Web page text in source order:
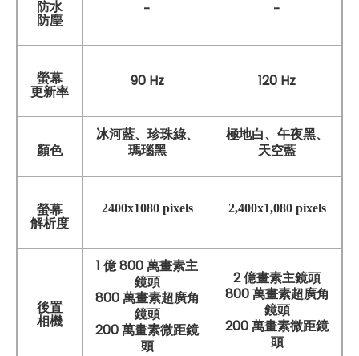
防水
防塵
- -
螢幕
更新率
90 Hz 120 Hz
顏色
冰河藍、珍珠綠、
瑪瑙黑
極地白、午夜黑、
天空藍
螢幕
解析度
2400x1080 pixels 2,400x1,080 pixels
後置
相機
1 億 800 萬畫素主
鏡頭
800 萬畫素超廣角
鏡頭
200 萬畫素微距鏡
頭
2 億畫素主鏡頭
800 萬畫素超廣角
鏡頭
200 萬畫素微距鏡
頭